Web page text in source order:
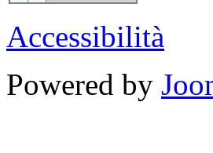
Accessibilità
Powered by